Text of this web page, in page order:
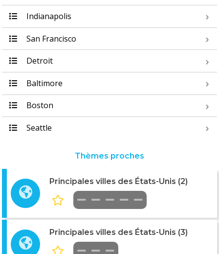
Indianapolis
San Francisco
Detroit
Baltimore
Boston
Seattle
Thèmes proches
Principales villes des États-Unis (2)
Principales villes des États-Unis (3)